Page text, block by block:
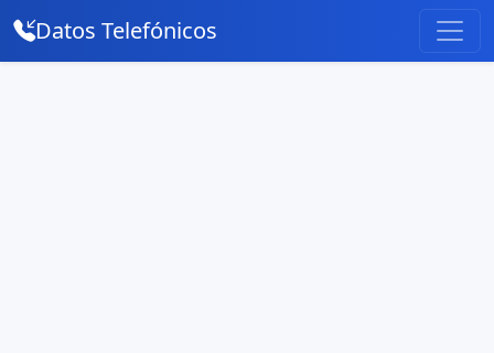
Datos Telefónicos